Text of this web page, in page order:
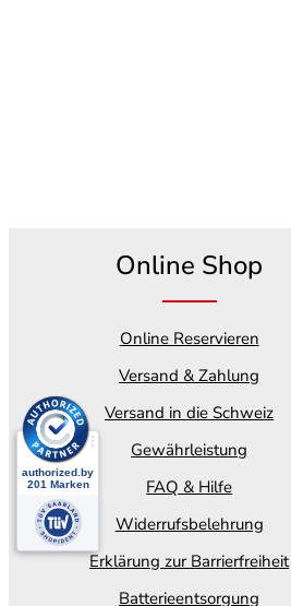
Online Shop
Online Reservieren
Versand & Zahlung
Versand in die Schweiz
Gewährleistung
FAQ & Hilfe
Widerrufsbelehrung
Erklärung zur Barrierfreiheit
Batterieentsorgung